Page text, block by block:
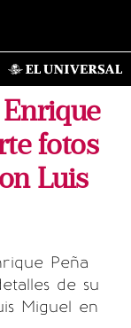
fotos
Luis
Peña
de su
Miguel en